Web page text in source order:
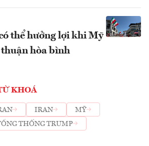
thể hưởng lợi khi Mỹ
hòa bình
KHOÁ
IRAN
MỸ
THỐNG TRUMP